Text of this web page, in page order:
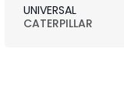
UNIVERSAL
CATERPILLAR